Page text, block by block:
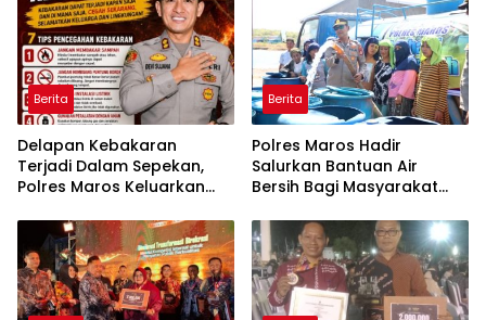
Berita
Delapan Kebakaran
Terjadi Dalam Sepekan,
Polres Maros Keluarkan
Masyarakat
Berita
Polres Maros Hadir
Salurkan Bantuan Air
Bersih Bagi Masyarakat
Di Maros